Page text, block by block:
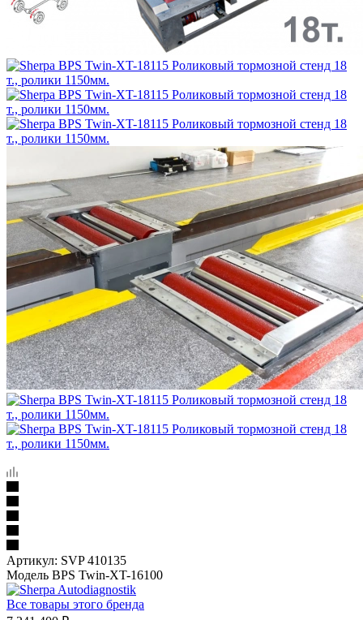
Артикул: SVP 410135
Модель BPS Twin-XT-16100
Все товары этого бренда